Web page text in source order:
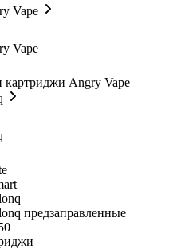
Vape
Vape
картриджи Angry Vape
предзаправленные